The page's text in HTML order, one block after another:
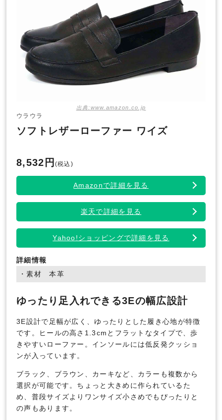
出典:www.amazon.co.jp
ウラウラ
ソフトレザーローファー ワイズ
8,532円 (税込)
Amazonで詳細を見る
楽天で詳細を見る
Yahoo!ショッピングで詳細を見る
詳細情報
・素材 本革
ゆったり足入れできる3Eの幅広設計
3E設計で足幅が広く、ゆったりとした履き心地が特徴
です。ヒールの高さ1.3cmとフラットなタイプで、歩
きやすいローファー。インソールには低反発クッショ
ンが入っています。
ブラック、ブラウン、カーキなど、カラーも複数から
選択が可能です。ちょっと大きめに作られているた
め、普段サイズよりワンサイズ小さめでもぴったりと
の声もあります。